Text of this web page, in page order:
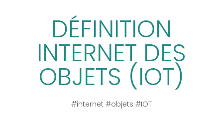
DÉFINITION
INTERNET DES
OBJETS (IOT)
#internet #objets #IOT